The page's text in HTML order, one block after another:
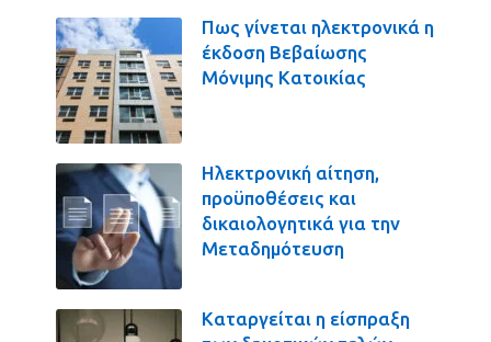
Πως γίνεται ηλεκτρονικά η
έκδοση Βεβαίωσης
Μόνιμης Κατοικίας
Ηλεκτρονική αίτηση,
προϋποθέσεις και
δικαιολογητικά για την
Μεταδημότευση
Καταργείται η είσπραξη